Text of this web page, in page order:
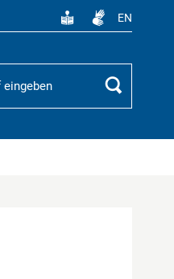
EN
Suchen